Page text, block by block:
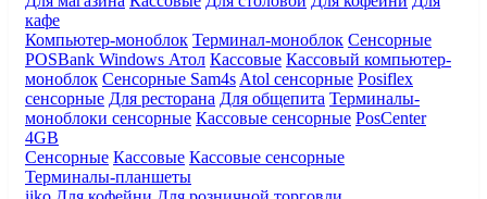
кафе
Компьютер-моноблок Терминал-моноблок Сенсорные
POSBank Windows Атол Кассовые Кассовый компьютер-
моноблок Сенсорные Sam4s Atol сенсорные Posiflex
сенсорные Для ресторана Для общепита Терминалы-
моноблоки сенсорные Кассовые сенсорные PosCenter
4GB
Сенсорные Кассовые Кассовые сенсорные
Терминалы-планшеты